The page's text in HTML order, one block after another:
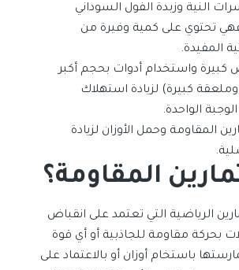
النية وزبدة الفول السوداني
فهي تحتوي على كمية وفيرة من
المفيدة.
واستخدام أدوات بحجم أكبر
كبيرة) لزيادة استهلاك
الواحدة.
المقاومة وحمل الأوزان لزيادة
المقاومة؟
الرياضية التي تعتمد على انقباض
بحركة مقاومة للجاذبية أو أي قوة
باستخام أوزان أو بالاعتماد على